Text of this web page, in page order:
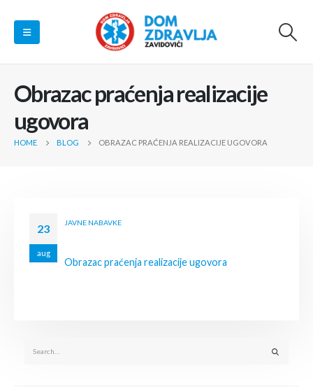
Obrazac praćenja realizacije
ugovora
HOME BLOG OBRAZAC PRAĆENJA REALIZACIJE UGOVORA
23
aug
JAVNE NABAVKE
Obrazac praćenja realizacije ugovora